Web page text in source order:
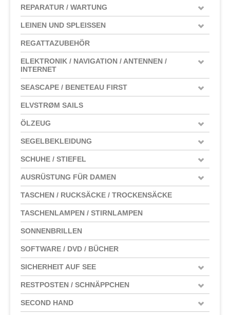
REPARATUR / WARTUNG
LEINEN UND SPLEISSEN
REGATTAZUBEHÖR
ELEKTRONIK / NAVIGATION / ANTENNEN /
INTERNET
SEASCAPE / BENETEAU FIRST
ELVSTRØM SAILS
ÖLZEUG
SEGELBEKLEIDUNG
SCHUHE / STIEFEL
AUSRÜSTUNG FÜR DAMEN
TASCHEN / RUCKSÄCKE / TROCKENSÄCKE
TASCHENLAMPEN / STIRNLAMPEN
SONNENBRILLEN
SOFTWARE / DVD / BÜCHER
SICHERHEIT AUF SEE
RESTPOSTEN / SCHNÄPPCHEN
SECOND HAND